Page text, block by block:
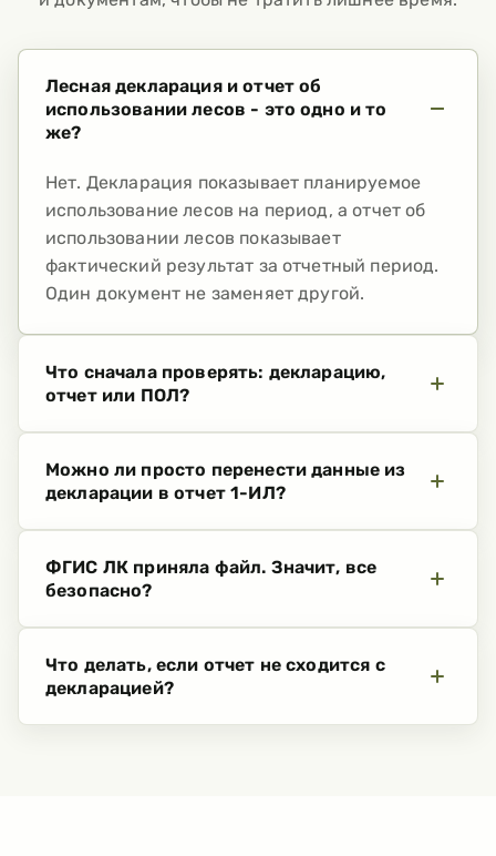
Лесная декларация и отчет об
использовании лесов - это одно и то
же?
Нет. Декларация показывает планируемое
использование лесов на период, а отчет об
использовании лесов показывает
фактический результат за отчетный период.
Один документ не заменяет другой.
Что сначала проверять: декларацию,
отчет или ПОЛ?
Можно ли просто перенести данные из
декларации в отчет 1-ИЛ?
ФГИС ЛК приняла файл. Значит, все
безопасно?
Что делать, если отчет не сходится с
декларацией?